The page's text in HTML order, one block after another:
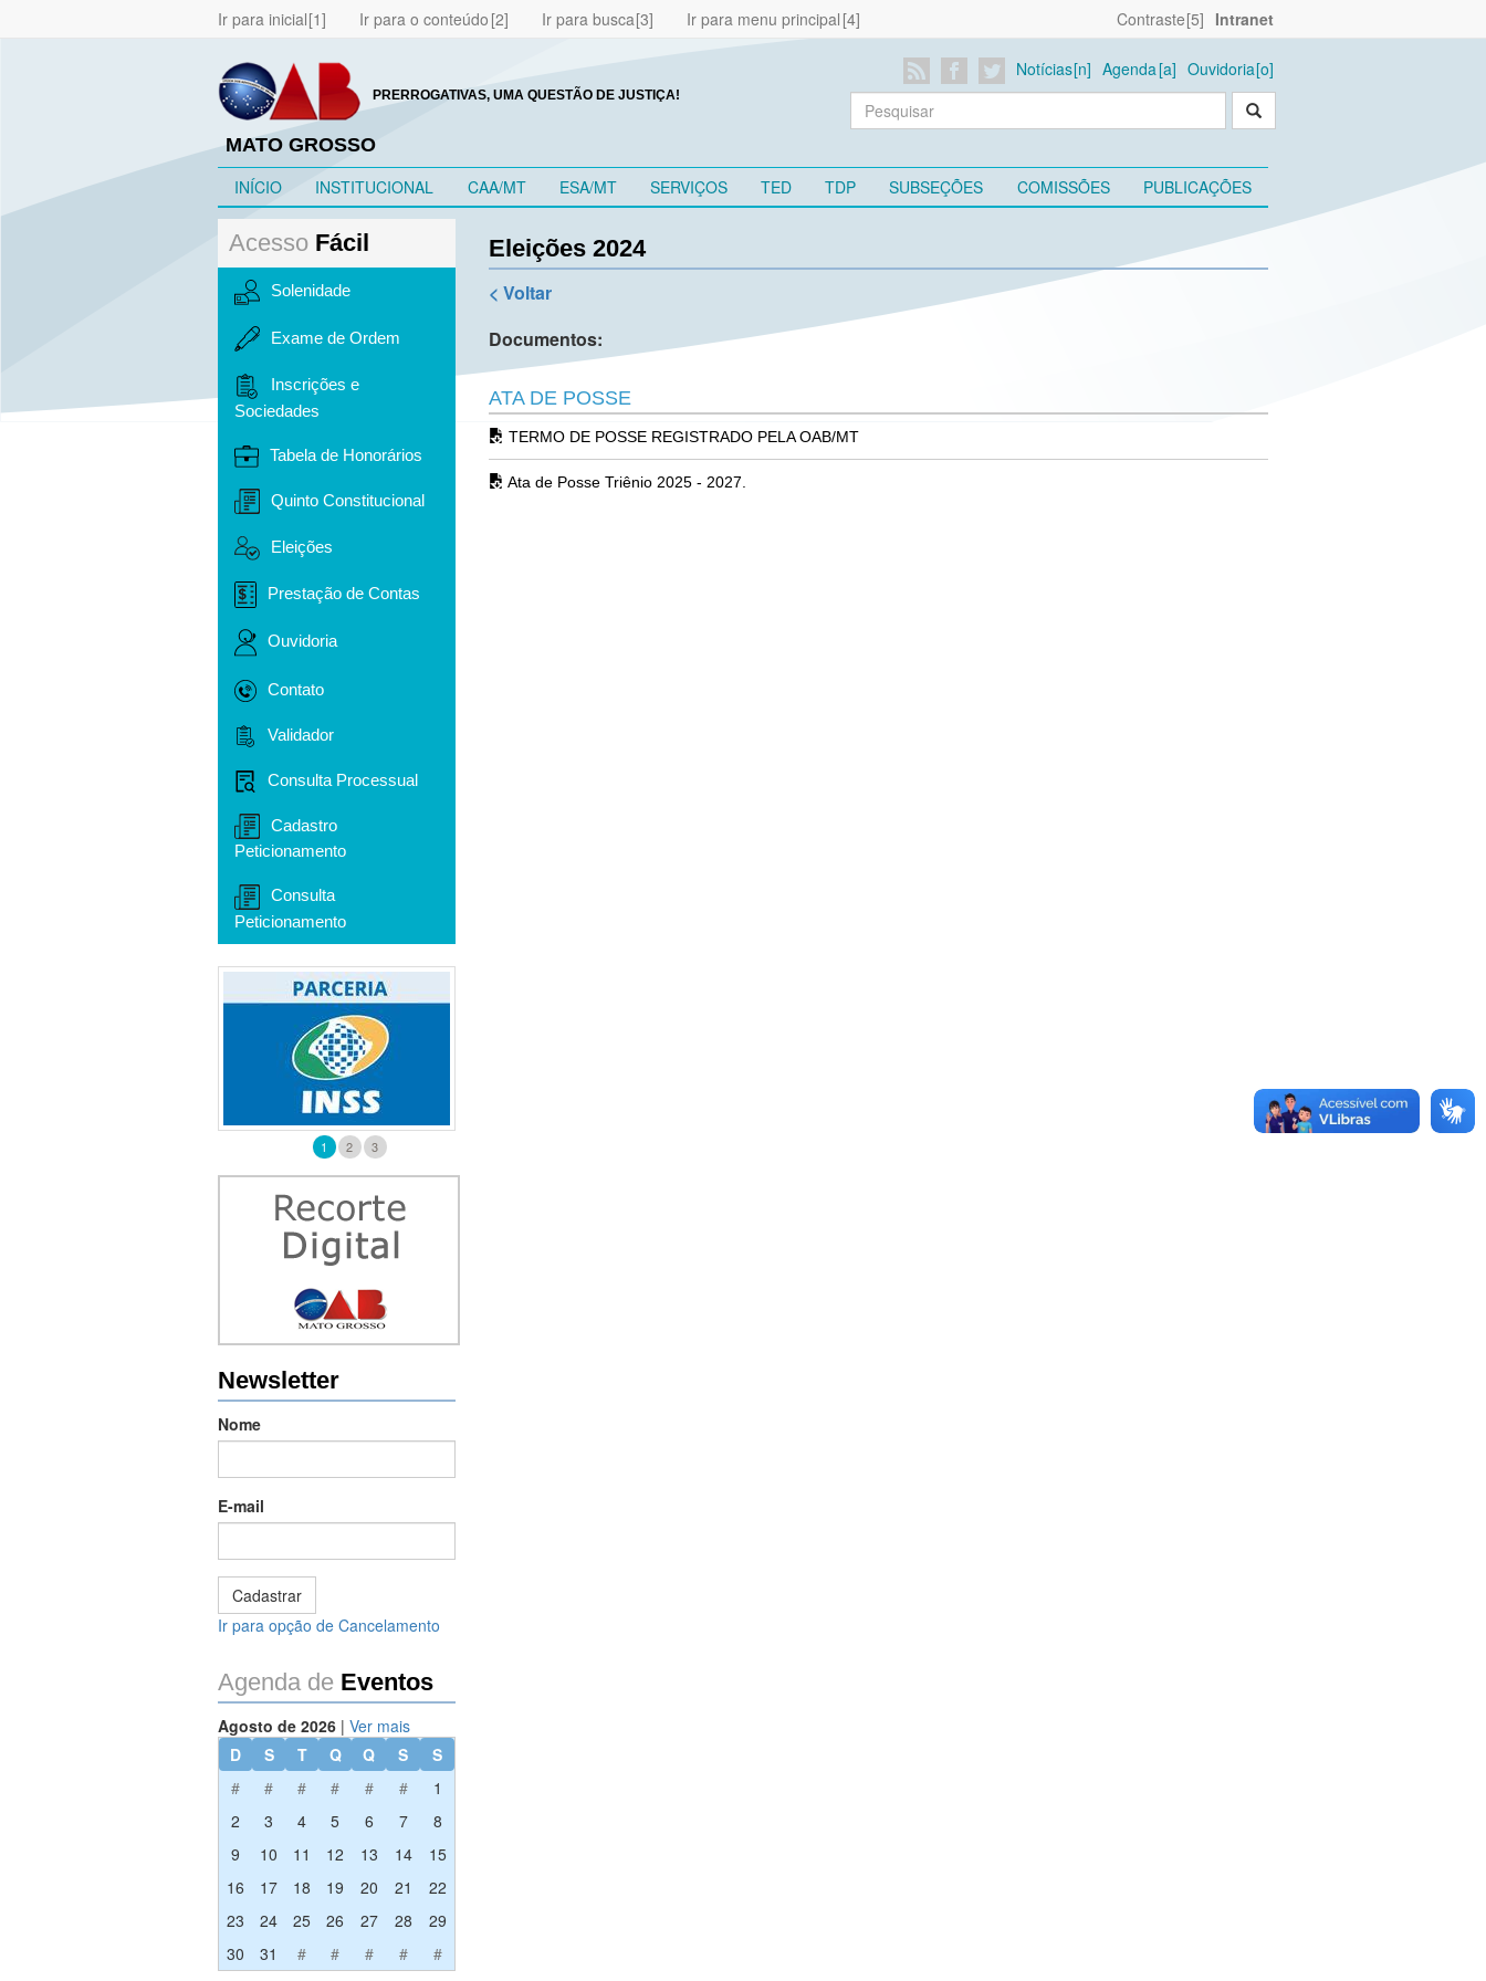
Ir para inicial Ir para o conteúdo Ir para busca Ir para menu principal Contraste Intranet
PRERROGATIVAS, UMA QUESTÃO DE JUSTIÇA!
MATO GROSSO
Notícias Agenda Ouvidoria
INÍCIO INSTITUCIONAL CAA/MT ESA/MT SERVIÇOS TED TDP SUBSEÇÕES COMISSÕES PUBLICAÇÕES
Acesso Fácil
Solenidade
Exame de Ordem
Inscrições e
Sociedades
Tabela de Honorários
Quinto Constitucional
Eleições
Prestação de Contas
Ouvidoria
Contato
Validador
Consulta Processual
Cadastro
Peticionamento
Consulta
Peticionamento
1 2 3
Newsletter
Nome
E-mail
Ir para opção de Cancelamento
Agenda de Eventos
Agosto de 2026 | Ver mais
D
S T Q Q S
S
#
# # # # #
1
2
3 4 5 6 7
8
9
10 11 12 13 14
15
16
17 18 19 20 21
22
23
24 25 26 27 28
29
30
31 # # # # #
Eleições 2024
< Voltar
Documentos:
ATA DE POSSE
TERMO DE POSSE REGISTRADO PELA OAB/MT
Ata de Posse Triênio 2025 - 2027.